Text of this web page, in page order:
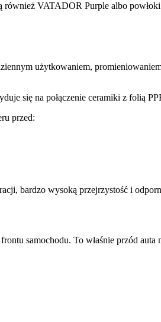
VATADOR Purple albo
użytkowaniem,
się na połączenie ceramiki z folią
przed:
bardzo wysoką przejrzystość i
samochodu. To właśnie przód